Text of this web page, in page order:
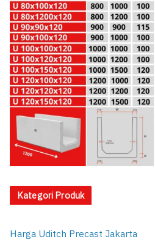
Kategori Produk
Harga Uditch Precast Jakarta